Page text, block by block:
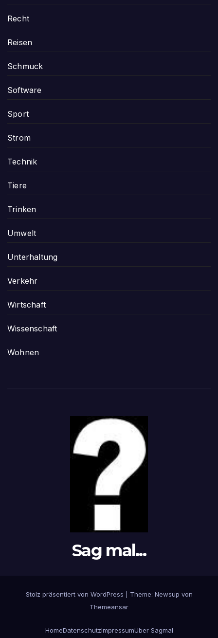
Recht
Reisen
Schmuck
Software
Sport
Strom
Technik
Tiere
Trinken
Umwelt
Unterhaltung
Verkehr
Wirtschaft
Wissenschaft
Wohnen
Sag mal...
Stolz präsentiert von WordPress
Theme: Newsup von
Themeansar
HomeDatenschutzImpressumÜber Sagmal